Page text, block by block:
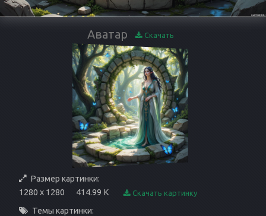
Аватар Скачать
Размер картинки:
1280 x 1280
414.99 K Скачать картинку
Темы картинки: